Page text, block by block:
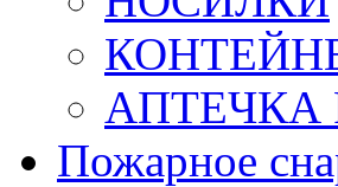
АПТЕЧКА
Пожарное